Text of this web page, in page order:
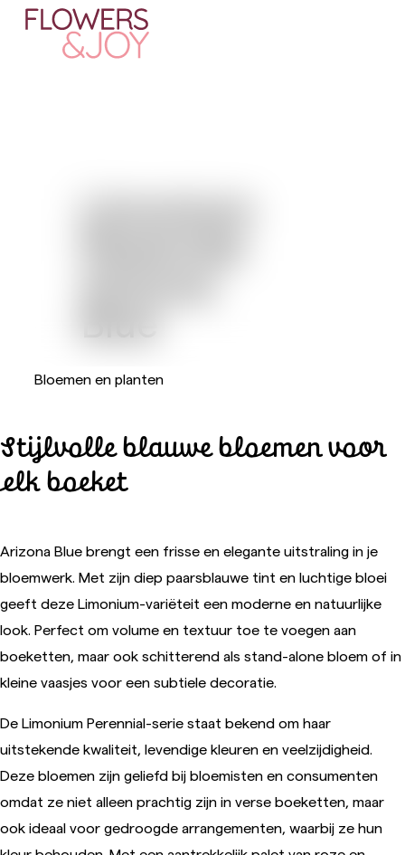
Limonium
Bloemen en planten
Stijlvolle blauwe bloemen voor
elk boeket
Arizona Blue brengt een frisse en elegante uitstraling in je
bloemwerk. Met zijn diep paarsblauwe tint en luchtige bloei
geeft deze Limonium-variëteit een moderne en natuurlijke
look. Perfect om volume en textuur toe te voegen aan
boeketten, maar ook schitterend als stand-alone bloem of in
kleine vaasjes voor een subtiele decoratie.
De Limonium Perennial-serie staat bekend om haar
uitstekende kwaliteit, levendige kleuren en veelzijdigheid.
Deze bloemen zijn geliefd bij bloemisten en consumenten
omdat ze niet alleen prachtig zijn in verse boeketten, maar
ook ideaal voor gedroogde arrangementen, waarbij ze hun